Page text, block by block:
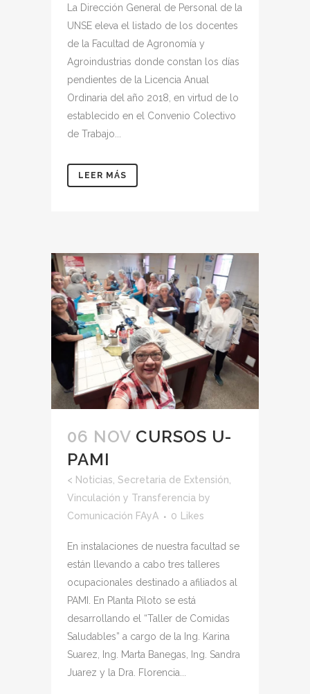
La Dirección General de Personal de la
UNSE eleva el listado de los docentes
de la Facultad de Agronomía y
Agroindustrias donde constan los días
pendientes de la Licencia Anual
Ordinaria del año 2018, en virtud de lo
establecido en el Convenio Colectivo
de Trabajo...
LEER MÁS
06 NOV CURSOS U-
PAMI
< Noticias, Secretaria de Extensión,
Vinculación y Transferencia by
Comunicación FAyA
0 Likes
En instalaciones de nuestra facultad se
están llevando a cabo tres talleres
ocupacionales destinado a afiliados al
PAMI. En Planta Piloto se está
desarrollando el “Taller de Comidas
Saludables” a cargo de la Ing. Karina
Suarez, Ing. Marta Banegas, Ing. Sandra
Juarez y la Dra. Florencia...